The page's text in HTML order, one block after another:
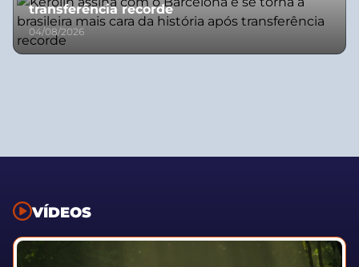
transferência recorde
04/08/2026
VÍDEOS